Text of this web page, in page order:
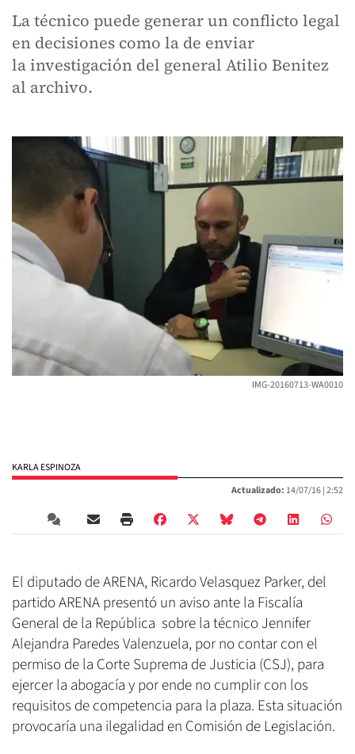
La técnico puede generar un conflicto legal
en decisiones como la de enviar
la investigación del general Atilio Benitez
al archivo.
IMG-20160713-WA0010
KARLA ESPINOZA
Actualizado: 14/07/16 |2:52
El diputado de ARENA, Ricardo Velasquez Parker, del
partido ARENA presentó un aviso ante la Fiscalía
General de la República sobre la técnico Jennifer
Alejandra Paredes Valenzuela, por no contar con el
permiso de la Corte Suprema de Justicia (CSJ), para
ejercer la abogacía y por ende no cumplir con los
requisitos de competencia para la plaza. Esta situación
provocaría una ilegalidad en Comisión de Legislación.